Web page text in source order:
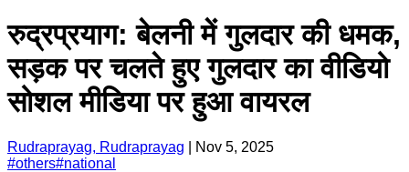
रुद्रप्रयाग: बेलनी में गुलदार की धमक,
सड़क पर चलते हुए गुलदार का वीडियो
सोशल मीडिया पर हुआ वायरल
Rudraprayag, Rudraprayag
Nov 5, 2025
#others#national